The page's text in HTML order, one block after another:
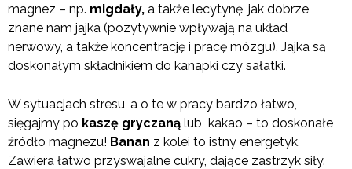
magnez – np. migdały, a także lecytynę, jak dobrze
znane nam jajka (pozytywnie wpływają na układ
nerwowy, a także koncentrację i pracę mózgu). Jajka są
doskonałym składnikiem do kanapki czy sałatki.
W sytuacjach stresu, a o te w pracy bardzo łatwo,
sięgajmy po kaszę gryczaną lub kakao – to doskonałe
źródło magnezu! Banan z kolei to istny energetyk.
Zawiera łatwo przyswajalne cukry, dające zastrzyk siły.